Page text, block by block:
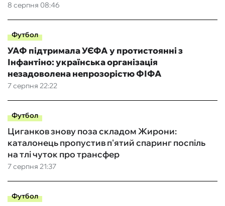
8 серпня 08:46
Футбол
7 серпня 22:22
УАФ підтримала УЄФА у протистоянні з
Інфантіно: українська організація
незадоволена непрозорістю ФІФА
Футбол
7 серпня 21:37
Циганков знову поза складом Жирони:
каталонець пропустив п'ятий спаринг поспіль
на тлі чуток про трансфер
Футбол